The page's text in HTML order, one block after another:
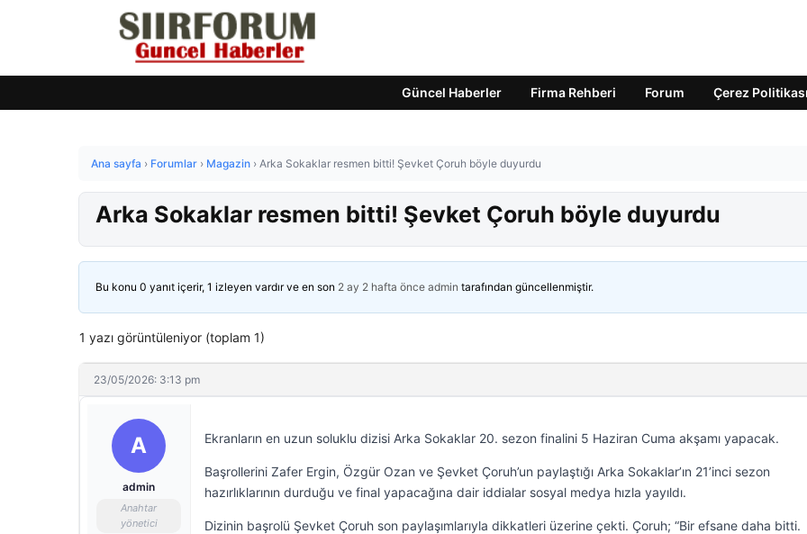
Güncel Haberler Firma Rehberi Forum Çerez Politikası
Ana sayfa › Forumlar › Magazin › Arka Sokaklar resmen bitti! Şevket Çoruh böyle duyurdu
Arka Sokaklar resmen bitti! Şevket Çoruh böyle duyurdu
Bu konu 0 yanıt içerir, 1 izleyen vardır ve en son 2 ay 2 hafta önce admin tarafından güncellenmiştir.
1 yazı görüntüleniyor (toplam 1)
23/05/2026: 3:13 pm
A
admin
Anahtar
yönetici
Ekranların en uzun soluklu dizisi Arka Sokaklar 20. sezon finalini 5 Haziran Cuma akşamı yapacak.
Başrollerini Zafer Ergin, Özgür Ozan ve Şevket Çoruh’un paylaştığı Arka Sokaklar’ın 21’inci sezon
hazırlıklarının durduğu ve final yapacağına dair iddialar sosyal medya hızla yayıldı.
Dizinin başrolü Şevket Çoruh son paylaşımlarıyla dikkatleri üzerine çekti. Çoruh; “Bir efsane daha bitti.